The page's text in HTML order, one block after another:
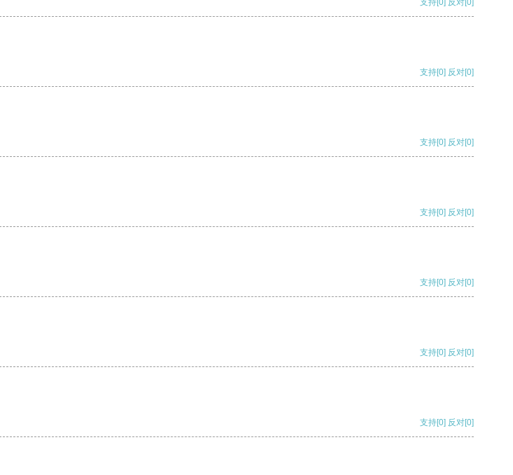
支持[0] 反对[0]
支持[0] 反对[0]
支持[0] 反对[0]
支持[0] 反对[0]
支持[0] 反对[0]
支持[0] 反对[0]
支持[0] 反对[0]